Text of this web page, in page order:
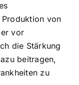
Produktion von
vor
die Stärkung
beitragen,
zu